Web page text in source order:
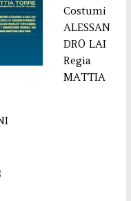
Costumi
ALESSAN
DRO LAI
Regia
MATTIA